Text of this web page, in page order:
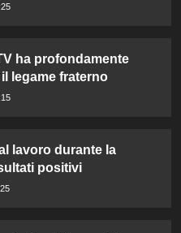
ha profondamente
legame fraterno
lavoro durante la
positivi